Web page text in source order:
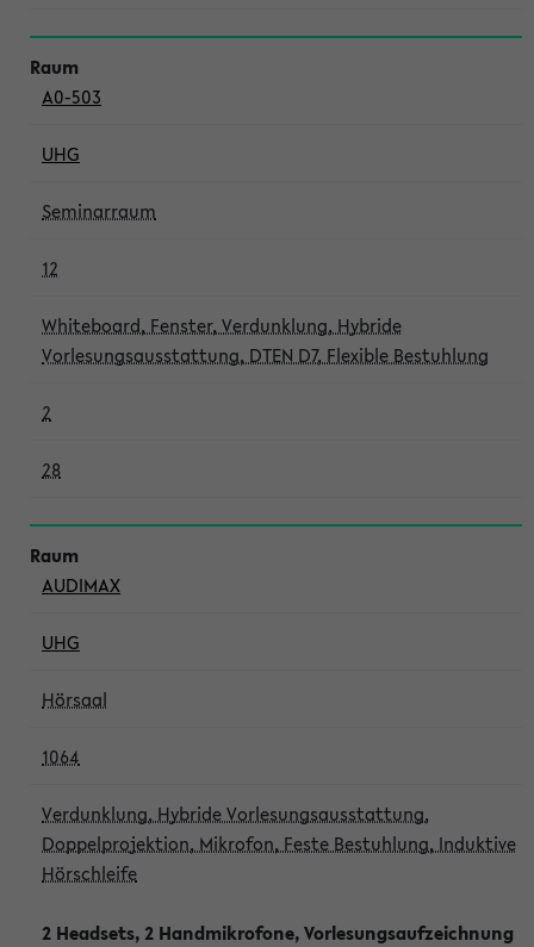
A0-503
UHG
Seminarraum
12
Whiteboard, Fenster, Verdunklung, Hybride
Vorlesungsausstattung, DTEN D7, Flexible Bestuhlung
2
28
AUDIMAX
UHG
Hörsaal
1064
Verdunklung, Hybride Vorlesungsausstattung,
Doppelprojektion, Mikrofon, Feste Bestuhlung, Induktive
Hörschleife
2 Headsets, 2 Handmikrofone, Vorlesungsaufzeichnung